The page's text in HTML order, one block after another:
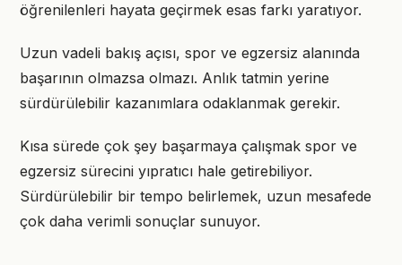
öğrenilenleri hayata geçirmek esas farkı yaratıyor.
Uzun vadeli bakış açısı, spor ve egzersiz alanında
başarının olmazsa olmazı. Anlık tatmin yerine
sürdürülebilir kazanımlara odaklanmak gerekir.
Kısa sürede çok şey başarmaya çalışmak spor ve
egzersiz sürecini yıpratıcı hale getirebiliyor.
Sürdürülebilir bir tempo belirlemek, uzun mesafede
çok daha verimli sonuçlar sunuyor.